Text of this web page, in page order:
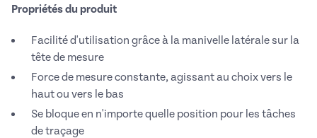
Propriétés du produit
Facilité d'utilisation grâce à la manivelle latérale sur la
tête de mesure
Force de mesure constante, agissant au choix vers le
haut ou vers le bas
Se bloque en n'importe quelle position pour les tâches
de traçage